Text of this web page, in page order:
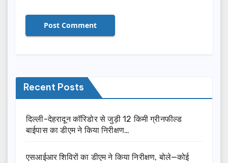
Recent Posts
दिल्ली-देहरादून कॉरिडोर से जुड़ी 12 किमी ग्रीनफील्ड
बाईपास का डीएम ने किया निरीक्षण…
एसआईआर शिविरों का डीएम ने किया निरीक्षण, बोले—कोई